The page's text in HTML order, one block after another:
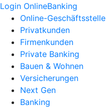
Login OnlineBanking
Online-Geschäftsstelle
Privatkunden
Firmenkunden
Private Banking
Bauen & Wohnen
Versicherungen
Next Gen
Banking